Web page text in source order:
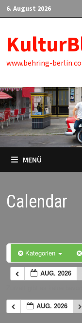
Zum
Inhalt
6. August 2026
www.behring-
MENÜ
Calendar
Kategorien
AUG. 2026
AUG. 2026